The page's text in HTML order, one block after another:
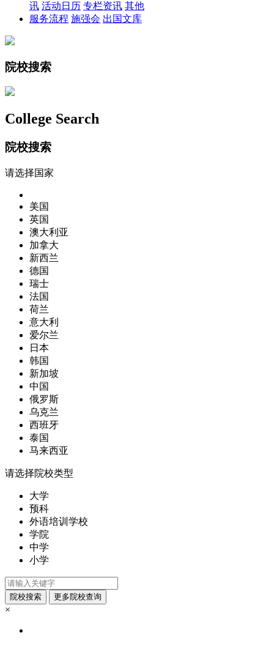
讯 活动日历 专栏资讯 其他
服务流程 施强会 出国文库
院校搜索
College Search
院校搜索
请选择国家
美国
英国
澳大利亚
加拿大
新西兰
德国
瑞士
法国
荷兰
意大利
爱尔兰
日本
韩国
新加坡
中国
俄罗斯
乌克兰
西班牙
泰国
马来西亚
请选择院校类型
大学
预科
外语培训学校
学院
中学
小学
×